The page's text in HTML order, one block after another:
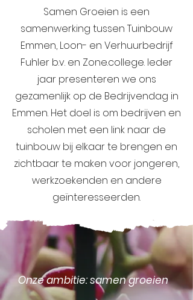
Samen Groeien is een
samenwerking tussen Tuinbouw
Emmen, Loon- en Verhuurbedrijf
Fuhler b.v. en Zone.college. Ieder
jaar presenteren we ons
gezamenlijk op de Bedrijvendag in
Emmen. Het doel is om bedrijven en
scholen met een link naar de
tuinbouw bij elkaar te brengen en
zichtbaar te maken voor jongeren,
werkzoekenden en andere
geïnteresseerden.
Onze ambitie: samen groeien